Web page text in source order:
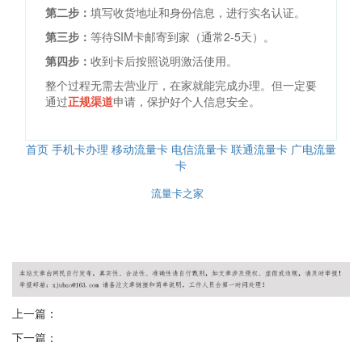
第二步： 填写收货地址和身份信息，进行实名认证。
第三步： 等待SIM卡邮寄到家（通常2-5天）。
第四步： 收到卡后按照说明激活使用。
整个过程无需去营业厅，在家就能完成办理。但一定要
通过正规渠道申请，保护好个人信息安全。
首页 手机卡办理 移动流量卡 电信流量卡 联通流量卡 广电流量
卡
流量卡之家
上一篇：
下一篇：